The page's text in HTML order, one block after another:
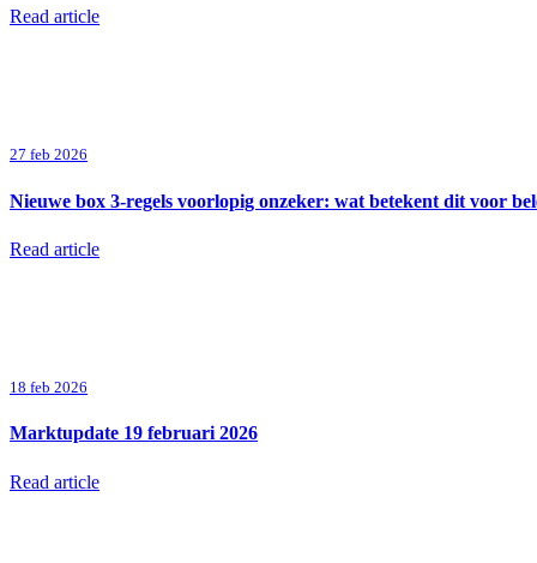
Read article
27 feb 2026
Nieuwe box 3-regels voorlopig onzeker: wat betekent dit voor
Read article
18 feb 2026
Marktupdate 19 februari 2026
Read article